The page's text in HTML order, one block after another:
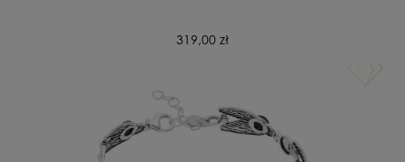
319,00 zł